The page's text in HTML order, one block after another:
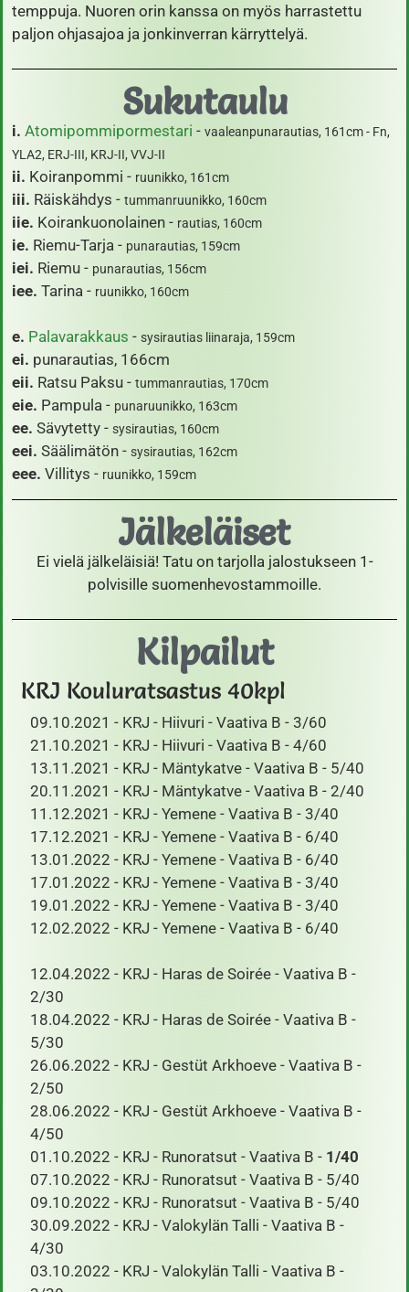
temppuja. Nuoren orin kanssa on myös harrastettu
paljon ohjasajoa ja jonkinverran kärryttelyä.
Sukutaulu
i. Atomipommipormestari - vaaleanpunarautias, 161cm - Fn,
YLA2, ERJ-III, KRJ-II, VVJ-II
ii. Koiranpommi - ruunikko, 161cm
iii. Räiskähdys - tummanruunikko, 160cm
iie. Koirankuonolainen - rautias, 160cm
ie. Riemu-Tarja - punarautias, 159cm
iei. Riemu - punarautias, 156cm
iee. Tarina - ruunikko, 160cm
e. Palavarakkaus - sysirautias liinaraja, 159cm
ei. punarautias, 166cm
eii. Ratsu Paksu - tummanrautias, 170cm
eie. Pampula - punaruunikko, 163cm
ee. Sävytetty - sysirautias, 160cm
eei. Säälimätön - sysirautias, 162cm
eee. Villitys - ruunikko, 159cm
Jälkeläiset
Ei vielä jälkeläisiä! Tatu on tarjolla jalostukseen 1-
polvisille suomenhevostammoille.
Kilpailut
KRJ Kouluratsastus 40kpl
09.10.2021 - KRJ - Hiivuri - Vaativa B - 3/60
21.10.2021 - KRJ - Hiivuri - Vaativa B - 4/60
13.11.2021 - KRJ - Mäntykatve - Vaativa B - 5/40
20.11.2021 - KRJ - Mäntykatve - Vaativa B - 2/40
11.12.2021 - KRJ - Yemene - Vaativa B - 3/40
17.12.2021 - KRJ - Yemene - Vaativa B - 6/40
13.01.2022 - KRJ - Yemene - Vaativa B - 6/40
17.01.2022 - KRJ - Yemene - Vaativa B - 3/40
19.01.2022 - KRJ - Yemene - Vaativa B - 3/40
12.02.2022 - KRJ - Yemene - Vaativa B - 6/40
​ 12.04.2022 - KRJ - Haras de Soirée - Vaativa B -
2/30
18.04.2022 - KRJ - Haras de Soirée - Vaativa B -
5/30
26.06.2022 - KRJ - Gestüt Arkhoeve - Vaativa B -
2/50
28.06.2022 - KRJ - Gestüt Arkhoeve - Vaativa B -
4/50
01.10.2022 - KRJ - Runoratsut - Vaativa B - 1/40
07.10.2022 - KRJ - Runoratsut - Vaativa B - 5/40
09.10.2022 - KRJ - Runoratsut - Vaativa B - 5/40
30.09.2022 - KRJ - Valokylän Talli - Vaativa B -
4/30
03.10.2022 - KRJ - Valokylän Talli - Vaativa B -